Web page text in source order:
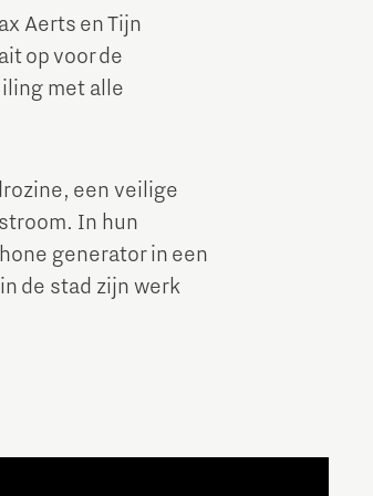
Campus
Eindhoven
Factories
Aerts en Tijn
op voor de
met alle
een veilige
In hun
generator in een
de stad zijn werk